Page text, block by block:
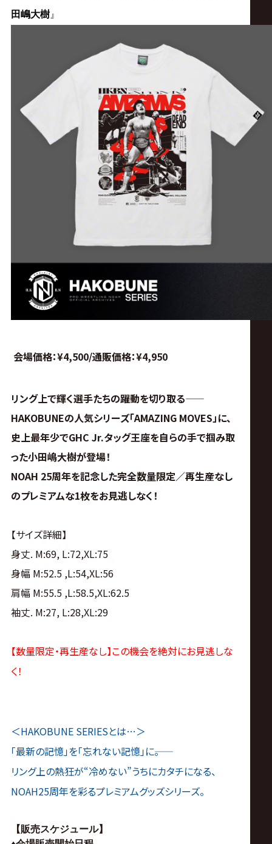
田嶋大樹』
会場価格：¥4,500/通販価格：¥4,950
リング上で輝く選手たちの躍動を切り取る――
HAKOBUNEの人気シリーズ「AMAZING MOVES」に、
史上最年少でGHC Jr.タッグ王座を自らの手で掴み取
った小田嶋大樹が登場！
NOAH 25周年を記念した完全数量限定／再生産なし
のプレミアムな1枚をお見逃しなく！
【サイズ詳細】
身丈. M:69, L:72,XL:75
身幅 M:52.5 ,L:54,XL:56
肩幅 M:55.5 ,L:58.5,XL:62.5
袖丈. M:27, L:28,XL:29
【数量限定・再生産なし】この機会を絶対にお見逃しな
く！
＜HAKOBUNE SERIESとは…＞
「最新の記憶」を「忘れない記憶」に――。
リング上の熱狂が“冷めない”うちにカタチになる、
NOAH25周年を彩るプレミアムグッズシリーズ。
【販売スケジュール】